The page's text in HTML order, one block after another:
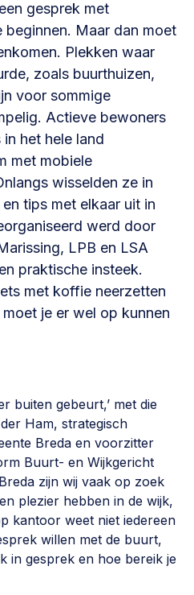
vastgoed,
maken >
welkomstcultuur >
stimuleren, netwerken
WijkWijzer >
SDG >
lokale democratie >
politiek
maatschappelijke impact >
gesprek met
beginnen. Maar dan moet
Plekken waar
zoals buurthuizen,
voor sommige
Actieve bewoners
het hele land
met mobiele
wisselden ze in
tips met elkaar uit in
werd door
LPB en LSA
praktische insteek.
met koffie neerzetten
je er wel op kunnen
buiten gebeurt,’ met die
Ham, strategisch
Breda en voorzitter
Buurt- en Wijkgericht
zijn wij vaak op zoek
plezier hebben in de wijk,
kantoor weet niet iedereen
willen met de buurt,
in gesprek en hoe bereik je